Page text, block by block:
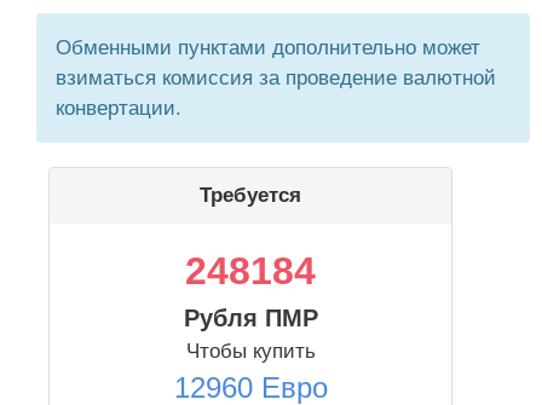
Обменными пунктами дополнительно может
взиматься комиссия за проведение валютной
конвертации.
Требуется
248184
Рубля ПМР
Чтобы купить
12960 Евро